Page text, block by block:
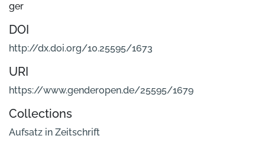
ger
DOI
http://dx.doi.org/10.25595/1673
URI
https://www.genderopen.de/25595/1679
Collections
Aufsatz in Zeitschrift